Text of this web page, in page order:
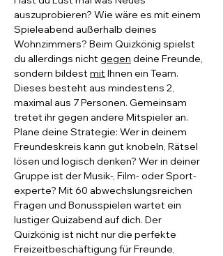
auszuprobieren? Wie wäre es mit einem
Spieleabend außerhalb deines
Wohnzimmers? Beim Quizkönig spielst
du allerdings nicht gegen deine Freunde,
sondern bildest mit Ihnen ein Team.
Dieses besteht aus mindestens 2,
maximal aus 7 Personen. Gemeinsam
tretet ihr gegen andere Mitspieler an.
Plane deine Strategie: Wer in deinem
Freundeskreis kann gut knobeln, Rätsel
lösen und logisch denken? Wer in deiner
Gruppe ist der Musik-, Film- oder Sport-
experte? Mit 60 abwechslungsreichen
Fragen und Bonusspielen wartet ein
lustiger Quizabend auf dich. Der
Quizkönig ist nicht nur die perfekte
Freizeitbeschäftigung für Freunde,